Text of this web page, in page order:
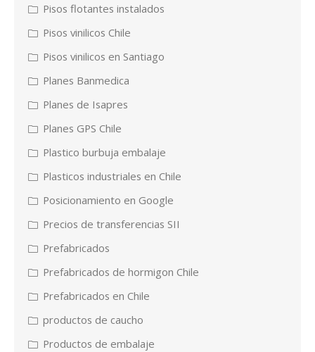
Pisos flotantes instalados
Pisos vinilicos Chile
Pisos vinilicos en Santiago
Planes Banmedica
Planes de Isapres
Planes GPS Chile
Plastico burbuja embalaje
Plasticos industriales en Chile
Posicionamiento en Google
Precios de transferencias SII
Prefabricados
Prefabricados de hormigon Chile
Prefabricados en Chile
productos de caucho
Productos de embalaje